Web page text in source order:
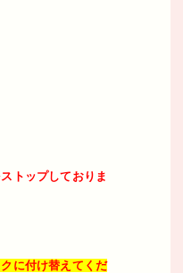
トップしておりま
に付け替えてくだ